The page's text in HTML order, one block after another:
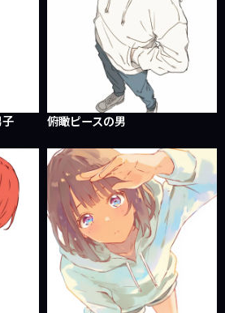
俯瞰ピースの男